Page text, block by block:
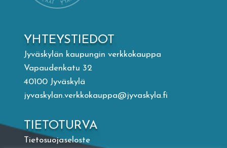
Valon Kaupunki
Lasten Lysti & LystiKylä-festivaali
English
YHTEYSTIEDOT
Jyväskylän kaupungin verkkokauppa
Vapaudenkatu 32
40100 Jyväskylä
jyvaskylan.verkkokauppa@jyvaskyla.fi
TIETOTURVA
Tietosuojaseloste